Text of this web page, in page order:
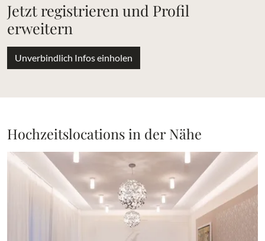
Jetzt registrieren und Profil
erweitern
Unverbindlich Infos einholen
Hochzeitslocations in der Nähe